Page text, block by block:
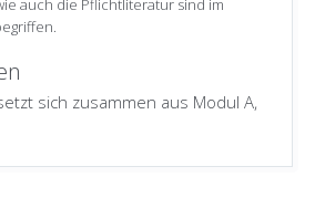
auch die Pflichtliteratur sind im
sich zusammen aus Modul A,